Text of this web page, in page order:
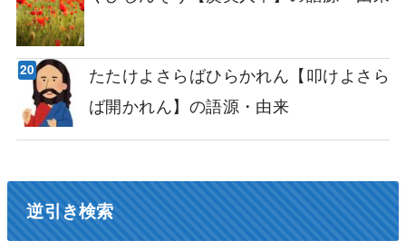
たたけよさらばひらかれん【叩けよさら
ば開かれん】の語源・由来
逆引き検索